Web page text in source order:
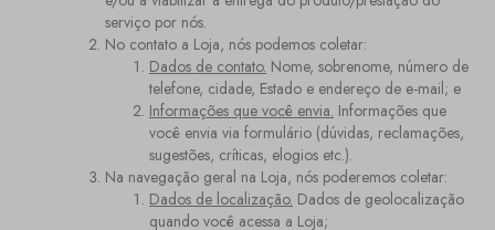
serviço por nós.
No contato a Loja, nós podemos coletar:
Dados de contato. Nome, sobrenome, número de
telefone, cidade, Estado e endereço de e-mail; e
Informações que você envia. Informações que
você envia via formulário (dúvidas, reclamações,
sugestões, críticas, elogios etc.).
Na navegação geral na Loja, nós poderemos coletar:
Dados de localização. Dados de geolocalização
quando você acessa a Loja;